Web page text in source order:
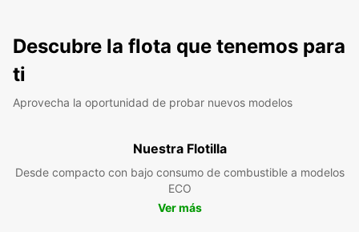
Descubre la flota que tenemos para
ti
Aprovecha la oportunidad de probar nuevos modelos
Nuestra Flotilla
Desde compacto con bajo consumo de combustible a modelos
ECO
Ver más